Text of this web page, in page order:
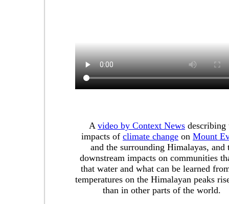
A video by Context News describing
impacts of climate change on Mount
and the surrounding Himalayas, and
downstream impacts on communities
that water and what can be learned
temperatures on the Himalayan peaks
than in other parts of the world.